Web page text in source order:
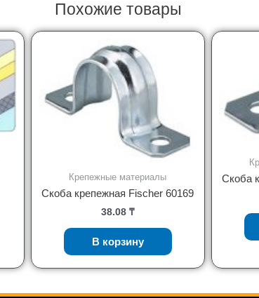
Похожие товары
Крепежные материалы
Скоба крепежная Fischer 60169
38.08₸
В корзину
Скоба